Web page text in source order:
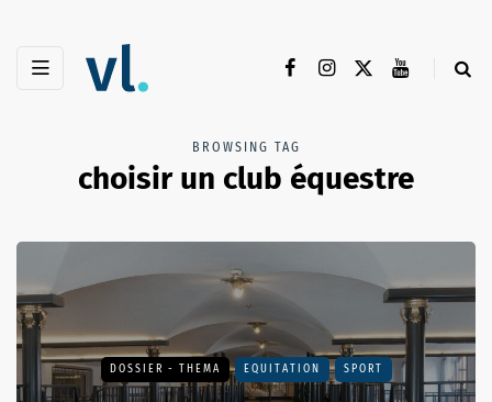
BROWSING TAG
choisir un club équestre
DOSSIER - THEMA EQUITATION SPORT